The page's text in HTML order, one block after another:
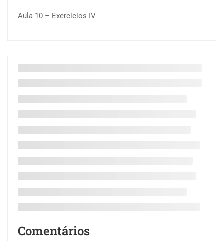
Aula 10 – Exercícios IV
Comentários